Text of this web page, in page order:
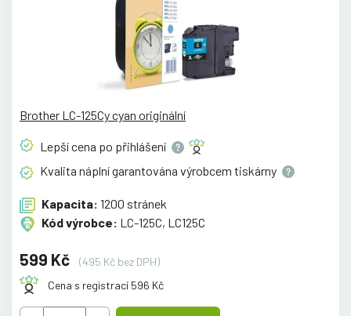
Brother LC-125Cy cyan originální
Lepší cena po přihlášení
Kvalita náplní garantována výrobcem tiskárny
Kapacita: 1200 stránek
Kód výrobce: LC-125C, LC125C
599 Kč
(495 Kč bez DPH)
Cena s registrací 596 Kč